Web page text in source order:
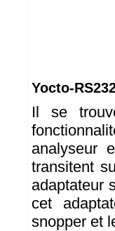
Yocto-
Il se
analyseur
transitent
adaptateur
cet
snopper et